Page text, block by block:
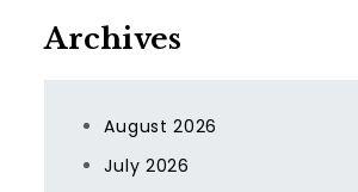
Archives
August 2026
July 2026